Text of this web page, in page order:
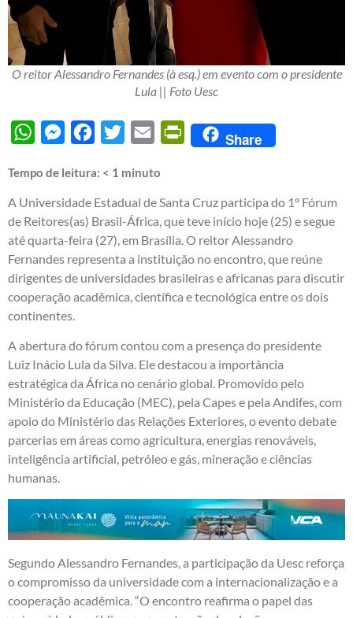
O reitor Alessandro Fernandes (à esq.) em evento com o presidente
Lula || Foto Uesc
WhatsAppMessengerFacebook
Twitter Email PrintFriendly
Share
Tempo de leitura: < 1 minuto
A Universidade Estadual de Santa Cruz participa do 1º Fórum
de Reitores(as) Brasil-África, que teve início hoje (25) e segue
até quarta-feira (27), em Brasília. O reitor Alessandro
Fernandes representa a instituição no encontro, que reúne
dirigentes de universidades brasileiras e africanas para discutir
cooperação acadêmica, científica e tecnológica entre os dois
continentes.
A abertura do fórum contou com a presença do presidente
Luiz Inácio Lula da Silva. Ele destacou a importância
estratégica da África no cenário global. Promovido pelo
Ministério da Educação (MEC), pela Capes e pela Andifes, com
apoio do Ministério das Relações Exteriores, o evento debate
parcerias em áreas como agricultura, energias renováveis,
inteligência artificial, petróleo e gás, mineração e ciências
humanas.
Segundo Alessandro Fernandes, a participação da Uesc reforça
o compromisso da universidade com a internacionalização e a
cooperação acadêmica. “O encontro reafirma o papel das